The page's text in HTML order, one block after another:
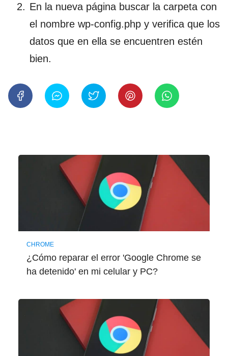
En la nueva página buscar la carpeta con
el nombre wp-config.php y verifica que los
datos que en ella se encuentren estén
bien.
CHROME
¿Cómo reparar el error 'Google Chrome se
ha detenido' en mi celular y PC?